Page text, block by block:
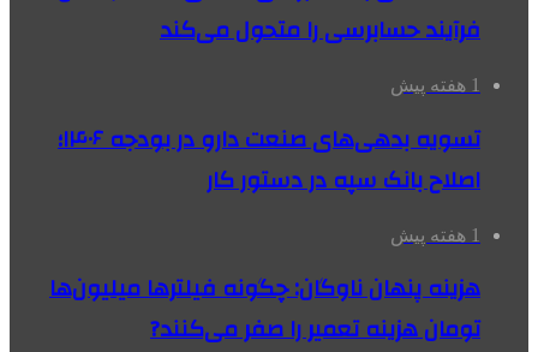
فرآیند حسابرسی را متحول می‌کند
1 هفته پیش
تسویه بدهی‌های صنعت دارو در بودجه ۱۴۰۶؛
اصلاح بانک سپه در دستور کار
1 هفته پیش
هزینه پنهان ناوگان: چگونه فیلترها میلیون‌ها
تومان هزینه تعمیر را صفر می‌کنند?